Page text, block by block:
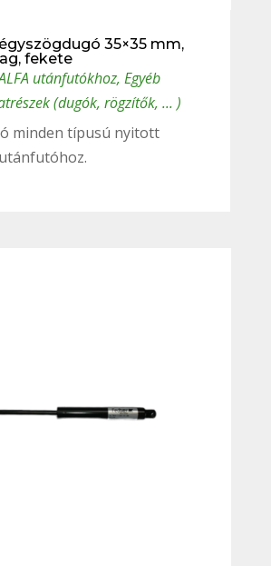
35×35 mm,
fekete
utánfutókhoz, Egyéb
(dugók, rögzítők, ... )
minden típusú nyitott